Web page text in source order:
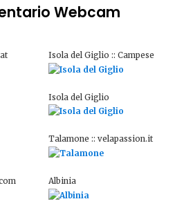
Webcam
Isola del Giglio :: Campese
Isola del Giglio
Talamone :: velapassion.it
Albinia